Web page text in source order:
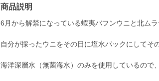
商品説明
6月から解禁になっている蝦夷バフンウニと北ム
自分が採ったウニをその日に塩水パックにしてそ
海洋深層水（無菌海水）のみを使用しているので